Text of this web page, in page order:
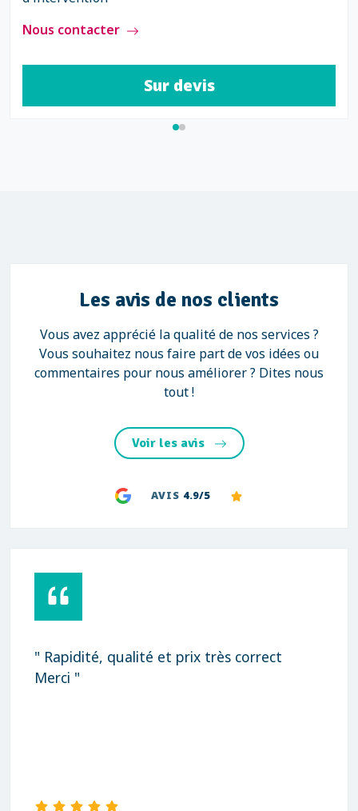
Nous contacter
Sur devis
Les avis de nos clients
Vous avez apprécié la qualité de nos services ?
Vous souhaitez nous faire part de vos idées ou
commentaires pour nous améliorer ? Dites nous
tout !
Voir les avis
AVIS 4.9/5
" Rapidité, qualité et prix très correct
Merci "